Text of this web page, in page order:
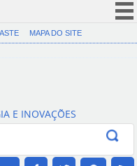
CORONAVÍRUS (COVID-19)
Canais
MAPA DO SITE
E INOVAÇÕES